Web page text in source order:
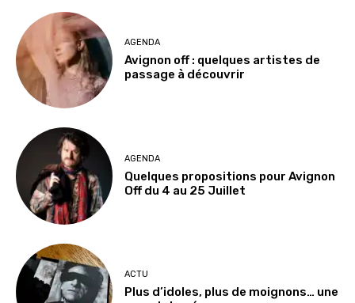
AGENDA
Avignon off : quelques artistes de
passage à découvrir
AGENDA
Quelques propositions pour Avignon
Off du 4 au 25 Juillet
ACTU
Plus d’idoles, plus de moignons… une